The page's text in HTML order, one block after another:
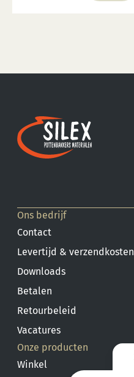
Ons bedrijf
Contact
Levertijd & verzendkosten
Downloads
Betalen
Retourbeleid
Vacatures
Onze producten
Winkel